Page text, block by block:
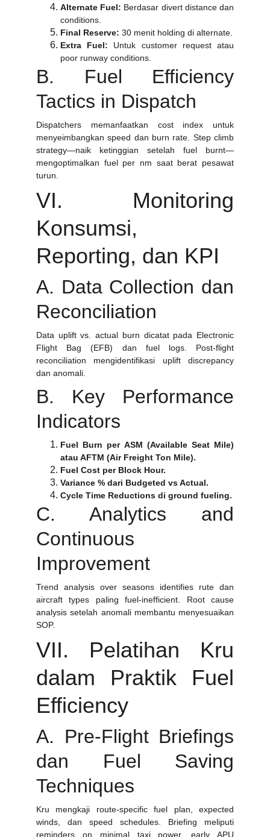
Alternate Fuel: Berdasar divert distance dan
conditions.
Final Reserve: 30 menit holding di alternate.
Extra Fuel: Untuk customer request atau
poor runway conditions.
B. Fuel Efficiency
Tactics in Dispatch
Dispatchers memanfaatkan cost index untuk
menyeimbangkan speed dan burn rate. Step climb
strategy—naik ketinggian setelah fuel burnt—
mengoptimalkan fuel per nm saat berat pesawat
turun.
VI. Monitoring
Konsumsi,
Reporting, dan KPI
A. Data Collection dan
Reconciliation
Data uplift vs. actual burn dicatat pada Electronic
Flight Bag (EFB) dan fuel logs. Post-flight
reconciliation mengidentifikasi uplift discrepancy
dan anomali.
B. Key Performance
Indicators
Fuel Burn per ASM (Available Seat Mile)
atau AFTM (Air Freight Ton Mile).
Fuel Cost per Block Hour.
Variance % dari Budgeted vs Actual.
Cycle Time Reductions di ground fueling.
C. Analytics and
Continuous
Improvement
Trend analysis over seasons identifies rute dan
aircraft types paling fuel-inefficient. Root cause
analysis setelah anomali membantu menyesuaikan
SOP.
VII. Pelatihan Kru
dalam Praktik Fuel
Efficiency
A. Pre-Flight Briefings
dan Fuel Saving
Techniques
Kru mengkaji route-specific fuel plan, expected
winds, dan speed schedules. Briefing meliputi
reminders on minimal taxi power, early APU